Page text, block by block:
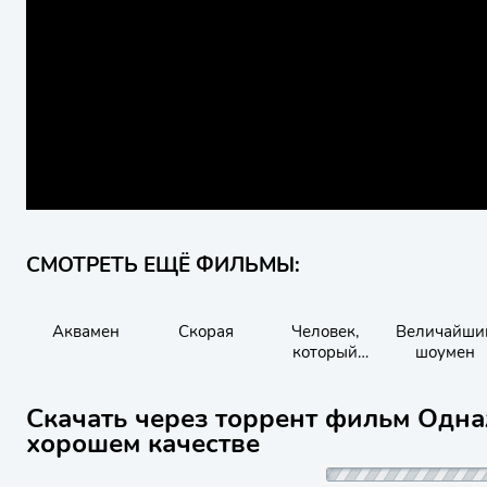
СМОТРЕТЬ ЕЩЁ ФИЛЬМЫ:
Аквамен Скорая
Человек,
который
шоумен
Скачать через торрент фильм
хорошем качестве